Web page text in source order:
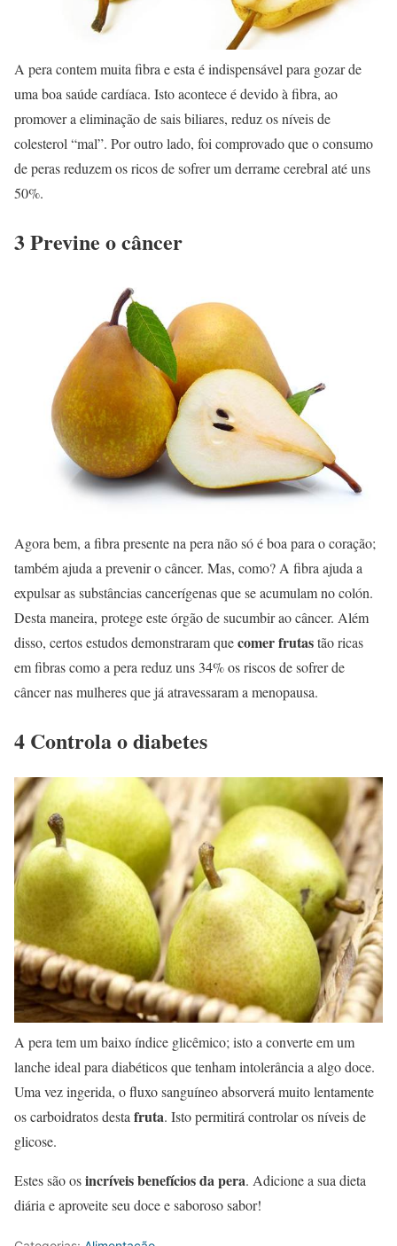
A pera contem muita fibra e esta é indispensável para gozar de
uma boa saúde cardíaca. Isto acontece é devido à fibra, ao
promover a eliminação de sais biliares, reduz os níveis de
colesterol “mal”. Por outro lado, foi comprovado que o consumo
de peras reduzem os ricos de sofrer um derrame cerebral até uns
50%.
3 Previne o câncer
Agora bem, a fibra presente na pera não só é boa para o coração;
também ajuda a prevenir o câncer. Mas, como? A fibra ajuda a
expulsar as substâncias cancerígenas que se acumulam no colón.
Desta maneira, protege este órgão de sucumbir ao câncer. Além
disso, certos estudos demonstraram quecomer frutastão ricas
em fibras como a pera reduz uns 34% os riscos de sofrer de
câncer nas mulheres que já atravessaram a menopausa.
4 Controla o diabetes
A pera tem um baixo índice glicêmico; isto a converte em um
lanche ideal para diabéticos que tenham intolerância a algo doce.
Uma vez ingerida, o fluxo sanguíneo absorverá muito lentamente
os carboidratos desta fruta. Isto permitirá controlar os níveis de
glicose.
Estes são osincríveis benefícios da pera. Adicione a sua dieta
diária e aproveite seu doce e saboroso sabor!